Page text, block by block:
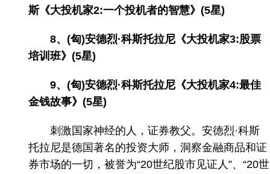
斯《大投机家2:一个投机者的智慧》(5星)
8、(匈)安德烈·科斯托拉尼《大投机家3:股票
培训班》(5星)
9、(匈)安德烈·科斯托拉尼《大投机家4:最佳
金钱故事》(5星)
刺激国家神经的人，证券教父。安德烈·科斯
托拉尼是德国著名的投资大师，洞察金融商品和证
券市场的一切，被誉为“20世纪股市见证人”、“20世